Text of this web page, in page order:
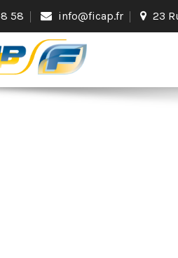
58 info@ficap.fr 23